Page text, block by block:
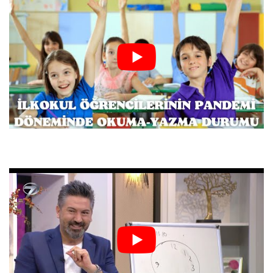
uzaysal algı, yönelim
Sayı Dizisi Öğrenme Testi (SDÖT): Öğrenme,
kısa süreli bellek
Görsel İşitsel Sayı Dizileri Testi B Formu
(GİSD-B): Kısa süreli bellek
İşitsel Sözel Öğrenme Testi (AVLT): Kısa süreli
bellek, sözel öğrenme, anlık ve gecikmeli